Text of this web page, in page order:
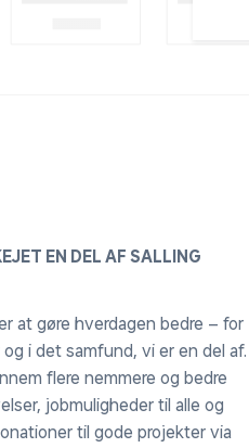
EN DEL AF SALLING
at gøre hverdagen bedre – for
i det samfund, vi er en del af.
flere nemmere og bedre
jobmuligheder til alle og
til gode projekter via